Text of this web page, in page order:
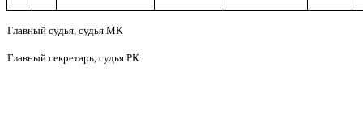
Главный судья, судья МК
Главный секретарь, судья РК